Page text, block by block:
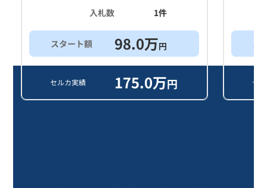
入札数
1件
スタート額 98.0万円
セルカ実績 175.0万円 セ